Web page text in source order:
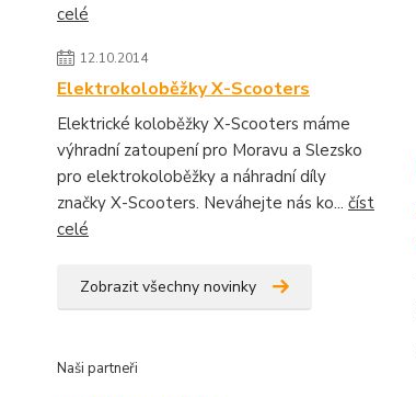
celé
12.10.2014
Elektrokoloběžky X-Scooters
Elektrické koloběžky X-Scooters máme
výhradní zatoupení pro Moravu a Slezsko
pro elektrokoloběžky a náhradní díly
značky X-Scooters. Neváhejte nás ko... číst
celé
Zobrazit všechny novinky
Naši partneři